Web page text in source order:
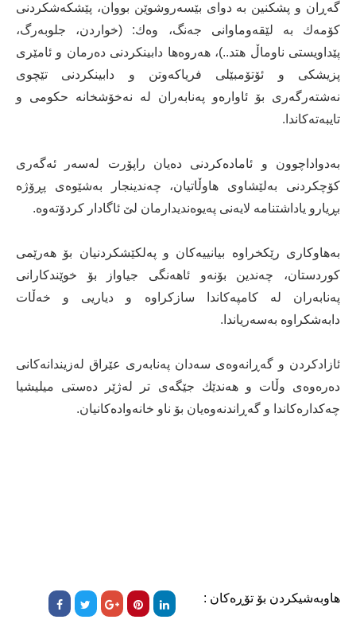
گەڕان و پشكنین بە دوای بێسەروشوێن بووان، پێشكەشكردنی
كۆمەك بە لێقەوماوانی جەنگ، وەك: (خواردن، جلوبەرگ،
پێداویستی ناوماڵ هتد..)، هەروەها دابینكردنی دەرمان و ئامێری
پزیشكی و ئۆتۆمبێلی فریاكەوتن و دابینكردنی تێچوی
نەشتەرگەری بۆ ئاوارەو پەنابەران لە نەخۆشخانە حكومی و
تایبەتەكاندا.
بەدواداچوون و ئامادەكردنی دەیان راپۆرت لەسەر ئەگەری
كۆچكردنی بەلێشاوی هاوڵاتیان، چەندینجار بەشێوەی پڕۆژە
بڕیارو یاداشتنامە لایەنی پەیوەندیدارمان لێ ئاگادار كردۆتەوە.
بەهاوكاری رێكخراوە بیانییەكان و پەلكێشكردنیان بۆ هەرێمی
كوردستان، چەندین بۆنەو ئاهەنگی جیاواز بۆ خوێندكارانی
پەنابەران لە كامپەكاندا سازكراوە و دیاریی و خەڵات
دابەشكراوە بەسەریاندا.
ئازادكردن و گەڕانەوەی سەدان پەنابەری عێراق لەزیندانەكانی
دەرەوەی وڵات و هەندێك جێگەی تر لەژێر دەستی میلیشیا
چەكدارەكاندا و گەڕاندنەوەیان بۆ ناو خانەوادەكانیان.
هاوبەشیکردن بۆ تۆڕەکان :